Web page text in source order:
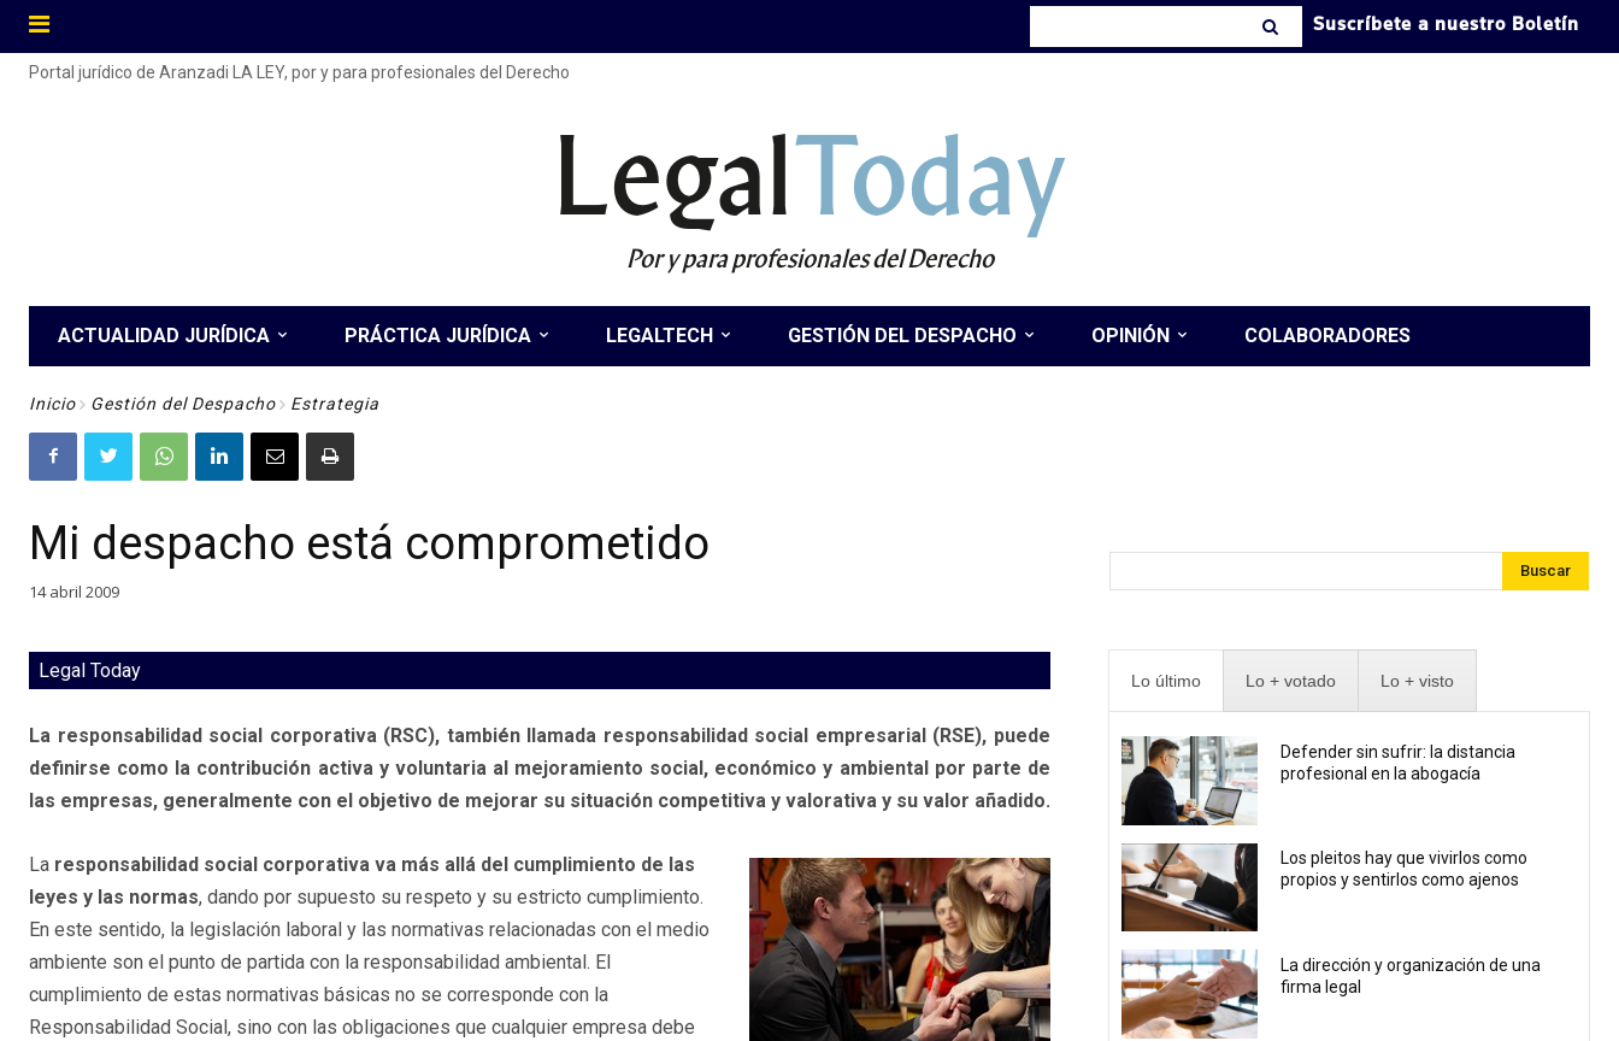
Suscríbete a nuestro Boletín
Portal jurídico de Aranzadi LA LEY, por y para profesionales del Derecho
LegalToday
Por y para profesionales del Derecho
ACTUALIDAD JURÍDICA PRÁCTICA JURÍDICA LEGALTECH GESTIÓN DEL DESPACHO OPINIÓN COLABORADORES
Inicio Gestión del Despacho Estrategia
Mi despacho está comprometido
14 abril 2009
Legal Today
La responsabilidad social corporativa (RSC), también llamada responsabilidad social empresarial (RSE), puede
definirse como la contribución activa y voluntaria al mejoramiento social, económico y ambiental por parte de
las empresas, generalmente con el objetivo de mejorar su situación competitiva y valorativa y su valor añadido.
La responsabilidad social corporativa va más allá del cumplimiento de las
leyes y las normas, dando por supuesto su respeto y su estricto cumplimiento.
En este sentido, la legislación laboral y las normativas relacionadas con el medio
ambiente son el punto de partida con la responsabilidad ambiental. El
cumplimiento de estas normativas básicas no se corresponde con la
Responsabilidad Social, sino con las obligaciones que cualquier empresa debe
Buscar
Lo último Lo + votado Lo + visto
Defender sin sufrir: la distancia
profesional en la abogacía
Los pleitos hay que vivirlos como
propios y sentirlos como ajenos
La dirección y organización de una
firma legal